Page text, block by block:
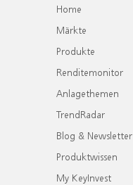
Home
Märkte
Produkte
Renditemonitor
Anlagethemen
TrendRadar
Blog & Newsletter
Produktwissen
My KeyInvest